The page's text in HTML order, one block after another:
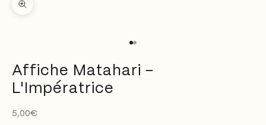
Zoomer sur l'image
Aller à l'élément 1
Aller à l'élément 2
Affiche Matahari -
L'Impératrice
Prix de vente
5,00€